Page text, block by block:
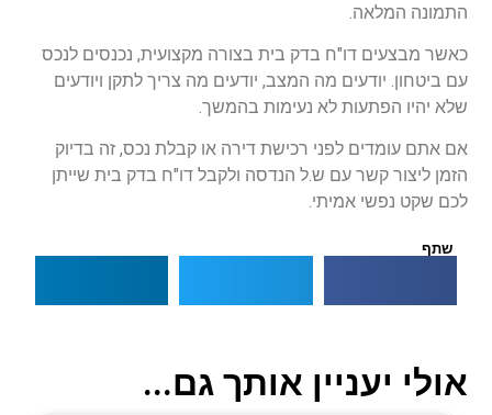
התמונה המלאה.
כאשר מבצעים דו"ח בדק בית בצורה מקצועית, נכנסים לנכס
עם ביטחון. יודעים מה המצב, יודעים מה צריך לתקן ויודעים
שלא יהיו הפתעות לא נעימות בהמשך.
אם אתם עומדים לפני רכישת דירה או קבלת נכס, זה בדיוק
הזמן ליצור קשר עם ש.ל הנדסה ולקבל דו"ח בדק בית שייתן
לכם שקט נפשי אמיתי.
שתף
אולי יעניין אותך גם...